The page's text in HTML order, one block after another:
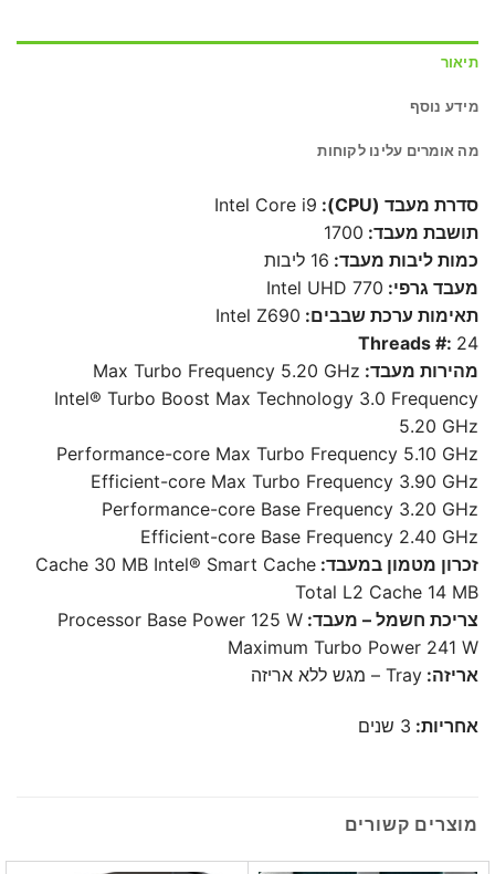
תיאור
מידע נוסף
מה אומרים עלינו לקוחות
סדרת מעבד (CPU):
Intel Core i9
תושבת מעבד: 1700
כמות ליבות מעבד: 16 ליבות
מעבד גרפי: Intel UHD 770
תאימות ערכת שבבים: Intel Z690
Threads #: 24
מהירות מעבד: Max Turbo Frequency 5.20 GHz
Intel® Turbo Boost Max Technology 3.0 Frequency
5.20 GHz
Performance-core Max Turbo Frequency 5.10 GHz
Efficient-core Max Turbo Frequency 3.90 GHz
Performance-core Base Frequency 3.20 GHz
Efficient-core Base Frequency 2.40 GHz
זכרון מטמון במעבד: Cache 30 MB Intel® Smart Cache
Total L2 Cache 14 MB
צריכת חשמל – מעבד: Processor Base Power 125 W
Maximum Turbo Power 241 W
אריזה: Tray – מגש ללא אריזה
אחריות: 3 שנים
מוצרים קשורים